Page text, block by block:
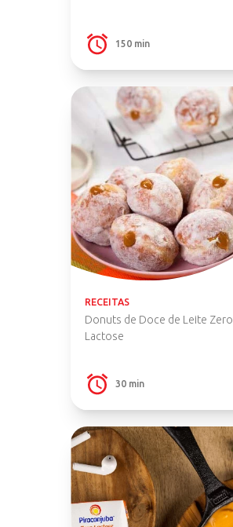
150 min
RECEITAS
Donuts de Doce de Leite Zero
Lactose
30 min